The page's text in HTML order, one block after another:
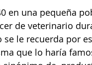
en una pequeña
de veterinario
se le recuerda por
que lo haría